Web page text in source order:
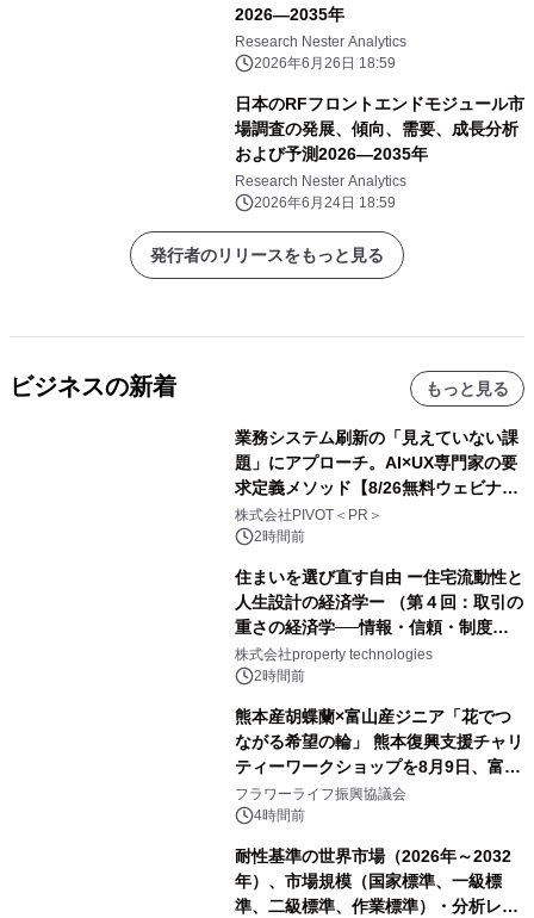
2026―2035年
Research Nester Analytics
2026年6月26日 18:59
日本のRFフロントエンドモジュール市
場調査の発展、傾向、需要、成長分析
および予測2026―2035年
Research Nester Analytics
2026年6月24日 18:59
発行者のリリースをもっと見る
ビジネスの新着 もっと見る
業務システム刷新の「見えていない課
題」にアプローチ。AI×UX専門家の要
求定義メソッド【8/26無料ウェビナ
ー】株式会社PIVOT
株式会社PIVOT＜PR＞
2時間前
住まいを選び直す自由 ー住宅流動性と
人生設計の経済学ー （第４回：取引の
重さの経済学──情報・信頼・制度を
PropTechはどう組み替えるか）｜
PropTech-Lab
株式会社property technologies
2時間前
熊本産胡蝶蘭×富山産ジニア「花でつ
ながる希望の輪」 熊本復興支援チャリ
ティーワークショップを8月9日、富
山・射水で開催
フラワーライフ振興協議会
4時間前
耐性基準の世界市場（2026年～2032
年）、市場規模（国家標準、一級標
準、二級標準、作業標準）・分析レポ